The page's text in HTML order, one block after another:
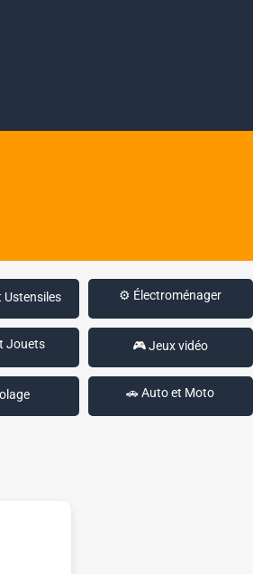
⚙️ Électroménager
Jouets 🎮 Jeux vidéo
🚗 Auto et Moto